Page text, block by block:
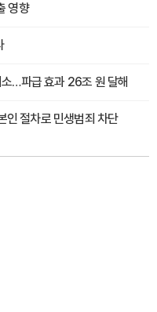
영향
…파급 효과 26조 원 달해
인 절차로 민생범죄 차단